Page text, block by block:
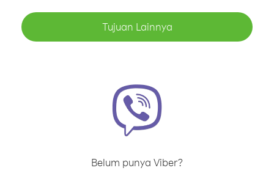
Tujuan Lainnya
Belum punya Viber?